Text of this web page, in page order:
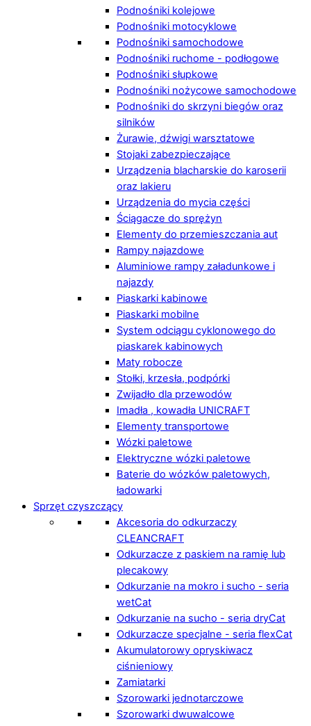
Podnośniki kolejowe
Podnośniki motocyklowe
Podnośniki samochodowe
Podnośniki ruchome - podłogowe
Podnośniki słupkowe
Podnośniki nożycowe samochodowe
Podnośniki do skrzyni biegów oraz
silników
Żurawie, dźwigi warsztatowe
Stojaki zabezpieczające
Urządzenia blacharskie do karoserii
oraz lakieru
Urządzenia do mycia części
Ściągacze do sprężyn
Elementy do przemieszczania aut
Rampy najazdowe
Aluminiowe rampy załadunkowe i
najazdy
Piaskarki kabinowe
Piaskarki mobilne
System odciągu cyklonowego do
piaskarek kabinowych
Maty robocze
Stołki, krzesła, podpórki
Zwijadło dla przewodów
Imadła , kowadła UNICRAFT
Elementy transportowe
Wózki paletowe
Elektryczne wózki paletowe
Baterie do wózków paletowych,
ładowarki
Sprzęt czyszczący
Akcesoria do odkurzaczy
CLEANCRAFT
Odkurzacze z paskiem na ramię lub
plecakowy
Odkurzanie na mokro i sucho - seria
wetCat
Odkurzanie na sucho - seria dryCat
Odkurzacze specjalne - seria flexCat
Akumulatorowy opryskiwacz
ciśnieniowy
Zamiatarki
Szorowarki jednotarczowe
Szorowarki dwuwalcowe